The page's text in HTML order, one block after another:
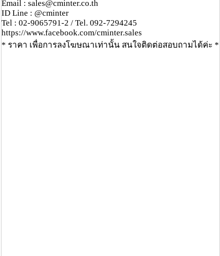
Email : sales@cminter.co.th
ID Line : @cminter
Tel : 02-9065791-2 / Tel. 092-7294245
https://www.facebook.com/cminter.sales
* ราคา เพื่อการลงโฆษณาเท่านั้น สนใจติดต่อสอบถามได้ค่ะ *